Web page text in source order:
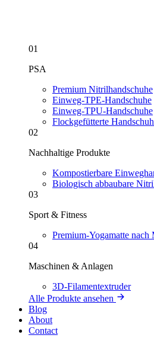
01
PSA
Premium Nitrilhandschuhe
Einweg-TPE-Handschuhe
Einweg-TPU-Handschuhe
Flockgefütterte
02
Nachhaltige Produkte
Kompostierbare
Biologisch abbaubare
03
Sport & Fitness
Premium-Yogamatte nach
04
Maschinen & Anlagen
3D-Filamentextruder
Alle Produkte ansehen
Blog
About
Contact